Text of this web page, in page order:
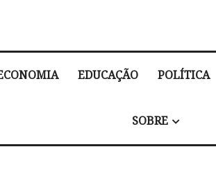
EDUCAÇÃO POLÍTICA
SOBRE